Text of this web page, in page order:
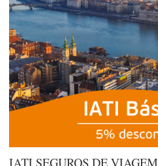
IATI SEGUROS DE VIAGEM